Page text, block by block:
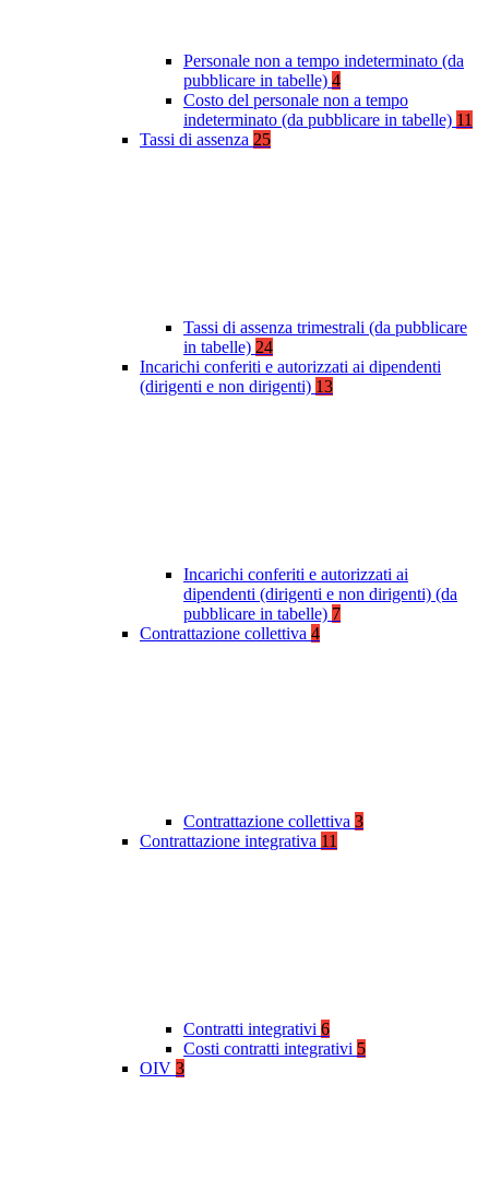
Personale non a tempo indeterminato (da
pubblicare in tabelle) 4
Costo del personale non a tempo
indeterminato (da pubblicare in tabelle) 11
Tassi di assenza 25
Tassi di assenza trimestrali (da pubblicare
in tabelle) 24
Incarichi conferiti e autorizzati ai dipendenti
(dirigenti e non dirigenti) 13
Incarichi conferiti e autorizzati ai
dipendenti (dirigenti e non dirigenti) (da
pubblicare in tabelle) 7
Contrattazione collettiva 4
Contrattazione collettiva 3
Contrattazione integrativa 11
Contratti integrativi 6
Costi contratti integrativi 5
OIV 3